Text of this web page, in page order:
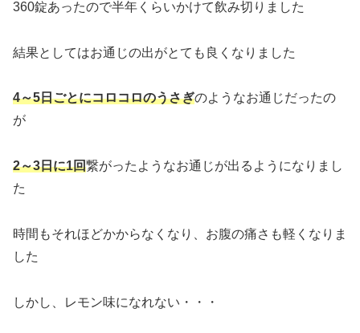
360錠あったので半年くらいかけて飲み切りました
結果としてはお通じの出がとても良くなりました
4～5日ごとにコロコロのうさぎのようなお通じだったの
が
2～3日に1回繋がったようなお通じが出るようになりまし
た
時間もそれほどかからなくなり、お腹の痛さも軽くなりま
した
しかし、レモン味になれない・・・